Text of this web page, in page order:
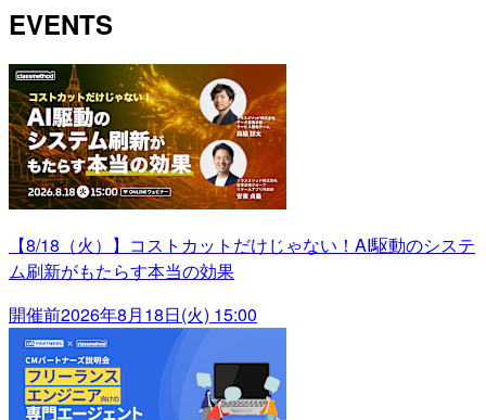
EVENTS
【8/18（火）】コストカットだけじゃない！AI駆動のシステ
ム刷新がもたらす本当の効果
開催前2026年8月18日(火) 15:00